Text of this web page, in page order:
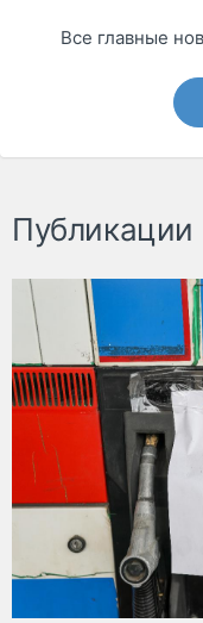
Все главные
Публикации